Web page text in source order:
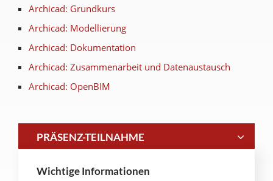
Archicad: Grundkurs
Archicad: Modellierung
Archicad: Dokumentation
Archicad: Zusammenarbeit und Datenaustausch
Archicad: OpenBIM
PRÄSENZ-TEILNAHME
Wichtige Informationen